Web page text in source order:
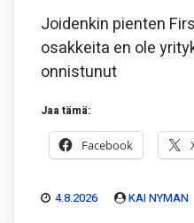
Joidenkin pienten
osakkeita en ole
onnistunut
Jaa tämä:
Facebook
4.8.2026 KAI NYMAN